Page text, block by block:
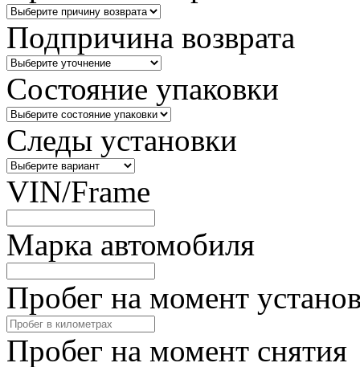
Подпричина возврата
Состояние упаковки
Следы установки
VIN/Frame
Марка автомобиля
Пробег на момент
Пробег на момент снятия